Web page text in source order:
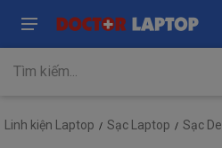
Linh kiện Laptop Sạc Laptop Sạc Dell